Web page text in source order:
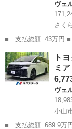
ヴェ
さく
■ 支払総額: 43万円 ■ 車両本体価格： 380,000 円 ■ メーカー
名： トヨタ ■ 車種
４Ｚ プラチナムセ
Ｖ クリアランスソ...
栃木 さくら市
ト
ミ
ヴェ
小山
■ 支払総額: 689.9万円 ■ 車両本体価格： 6,773,000 円 ■ メーカ